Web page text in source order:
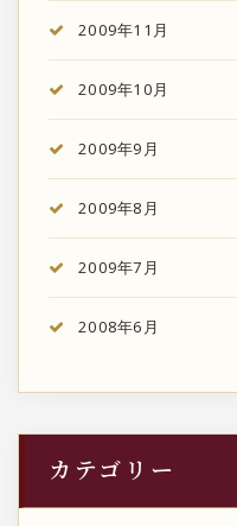
2009年11月
2009年10月
2009年9月
2009年8月
2009年7月
2008年6月
カテゴリー